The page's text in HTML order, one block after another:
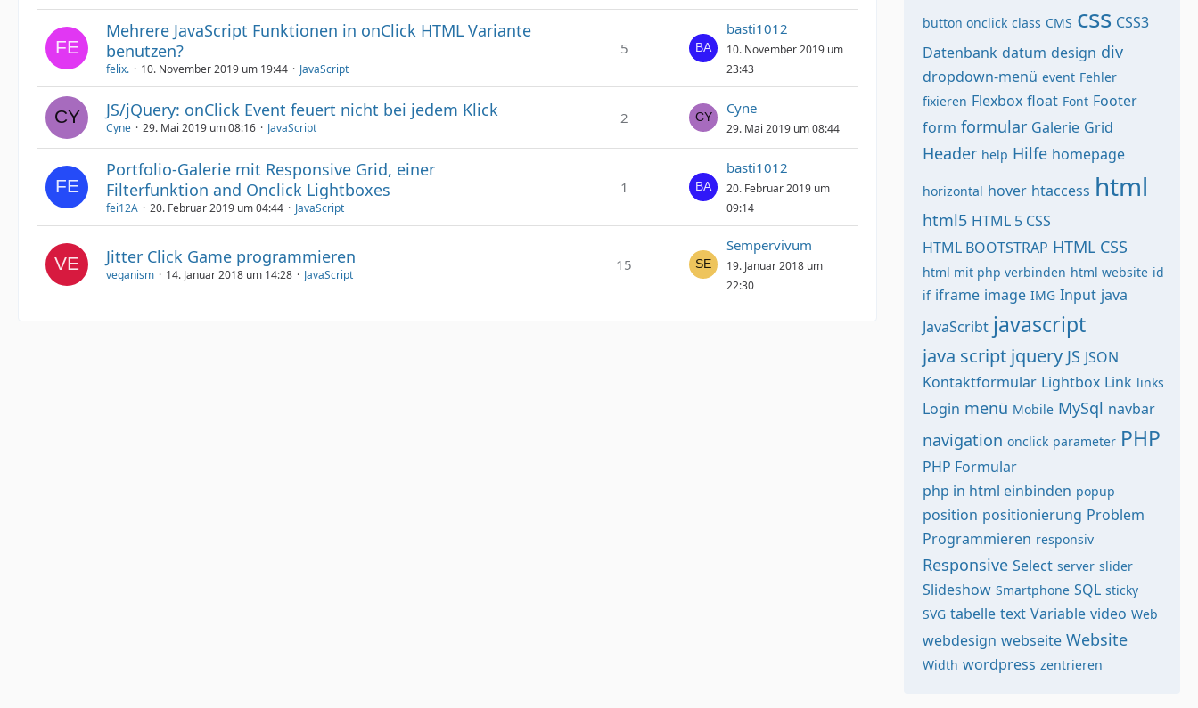
Mehrere JavaScript Funktionen in onClick HTML Variante
benutzen?
felix. 10. November 2019 um 19:44 JavaScript
5
basti1012
10. November 2019 um
23:43
JS/jQuery: onClick Event feuert nicht bei jedem Klick
Cyne 29. Mai 2019 um 08:16 JavaScript
2
Cyne
29. Mai 2019 um 08:44
Portfolio-Galerie mit Responsive Grid, einer
Filterfunktion and Onclick Lightboxes
fei12A 20. Februar 2019 um 04:44 JavaScript
1
basti1012
20. Februar 2019 um
09:14
Jitter Click Game programmieren
veganism 14. Januar 2018 um 14:28 JavaScript
15
Sempervivum
19. Januar 2018 um
22:30
button onclick class CMS css CSS3
Datenbank datum design div
dropdown-menü event Fehler
fixieren Flexbox float Font Footer
form formular Galerie Grid
Header help Hilfe homepage
horizontal hover htaccess html
html5 HTML 5 CSS
HTML BOOTSTRAP HTML CSS
html mit php verbinden html website id
if iframe image IMG Input java
JavaScribt javascript
java script jquery JS JSON
Kontaktformular Lightbox Link links
Login menü Mobile MySql navbar
navigation onclick parameter PHP
PHP Formular
php in html einbinden popup
position positionierung Problem
Programmieren responsiv
Responsive Select server slider
Slideshow Smartphone SQL sticky
SVG tabelle text Variable video Web
webdesign webseite Website
Width wordpress zentrieren